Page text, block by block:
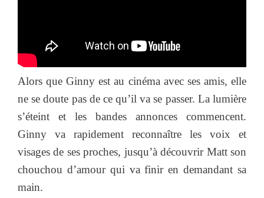
Alors que Ginny est au cinéma avec ses amis, elle
ne se doute pas de ce qu’il va se passer. La lumière
s’éteint et les bandes annonces commencent.
Ginny va rapidement reconnaître les voix et
visages de ses proches, jusqu’à découvrir Matt son
chouchou d’amour qui va finir en demandant sa
main.